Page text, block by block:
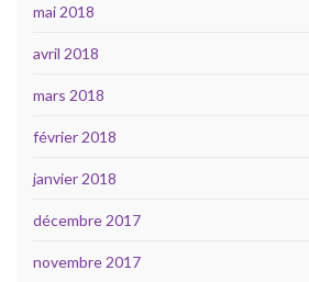
mai 2018
avril 2018
mars 2018
février 2018
janvier 2018
décembre 2017
novembre 2017